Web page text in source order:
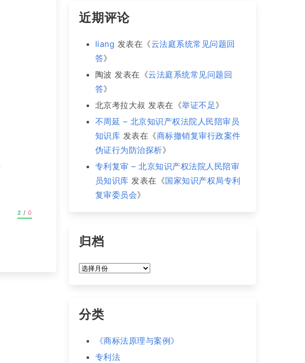
2 / 0
近期评论
liang 发表在《云法庭系统常见问题回
答》
陶波 发表在《云法庭系统常见问题回
答》
北京考拉大叔 发表在《举证不足》
不周延 – 北京知识产权法院人民陪审员
知识库 发表在《商标撤销复审行政案件
伪证行为防治探析》
专利复审 – 北京知识产权法院人民陪审
员知识库 发表在《国家知识产权局专利
复审委员会》
归档
归
分类
《商标法原理与案例》
专利法